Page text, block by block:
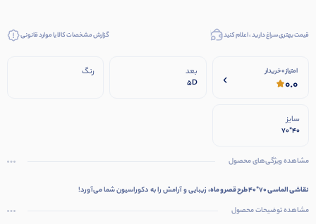
قیمت بهتری سراغ دارید ، اعلام کنید گزارش مشخصات کالا یا موارد قانونی
امتیاز 0 خریدار
0.0
بعد
5D
رنگ
سایز
40*70
مشاهده ویژگی‌های محصول
نقاشی الماسی 70*40 طرح قصر و ماه،
زیبایی و آرامش را به دکوراسیون شما می‌آورد!
مشاهده توضیحات محصول